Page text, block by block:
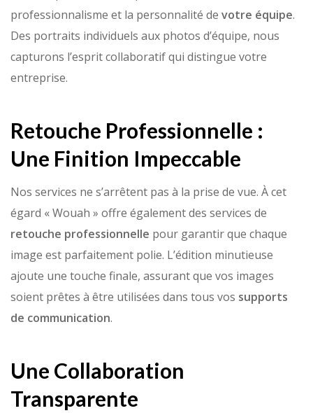
professionnalisme et la personnalité de votre équipe.
Des portraits individuels aux photos d’équipe, nous
capturons l’esprit collaboratif qui distingue votre
entreprise.
Retouche Professionnelle :
Une Finition Impeccable
Nos services ne s’arrêtent pas à la prise de vue. À cet
égard « Wouah » offre également des services de
retouche professionnelle pour garantir que chaque
image est parfaitement polie. L’édition minutieuse
ajoute une touche finale, assurant que vos images
soient prêtes à être utilisées dans tous vos supports
de communication.
Une Collaboration
Transparente